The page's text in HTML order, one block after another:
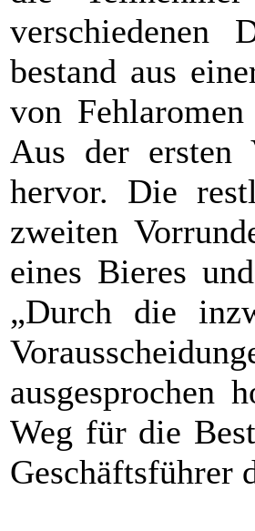
verschiedenen
bestand aus
von
Aus der ersten
hervor. Die
zweiten
eines Bieres
„Durch die
ausgesprochen
Weg für die
Geschäftsführer